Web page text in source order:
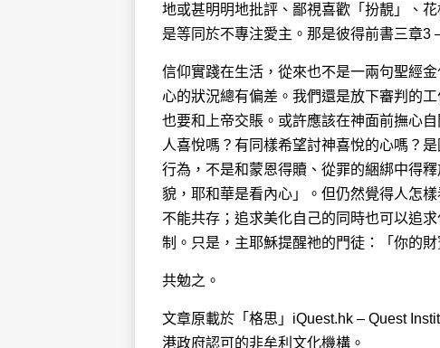
地或甚明明地批評、鄙視喜歡「扮靚」、
是等同於不專注愛主。那是彼得前書三章3
信仰實踐在生活，從來也不是一兩句聖經
心的狀況總有偏差。我們還是放下審判的
也要和上帝交賬。或許應該在神面前撫心
人喜悅嗎？有同樣希望討神喜悅的心嗎？
行為，不是和蒙恩得贖、從罪的綑綁中得
貌，耶和華是看內心」。但仍然覺得人怎
不能共存；追求美化自己的同時也可以追
制。只是，主耶穌提醒祂的門徒：「你的
共勉之。
文章原載於「格思」iQuest.hk – Quest
港政府認可的非牟利文化機構。